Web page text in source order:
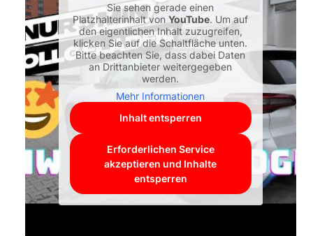
Sie sehen gerade einen
Platzhalterinhalt vonYouTube. Um auf
den eigentlichen Inhalt zuzugreifen,
klicken Sie auf die Schaltfläche unten.
Bitte beachten Sie, dass dabei Daten
an Drittanbieter weitergegeben
werden.
Mehr Informationen
Inhalt entsperren
Erforderlichen Service
akzeptieren und Inhalte
entsperren